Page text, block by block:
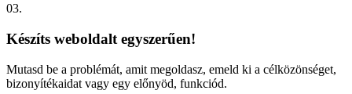
03.
Készíts weboldalt egyszerűen!
Mutasd be a problémát, amit megoldasz, emeld ki a célközönséget,
bizonyítékaidat vagy egy előnyöd, funkciód.